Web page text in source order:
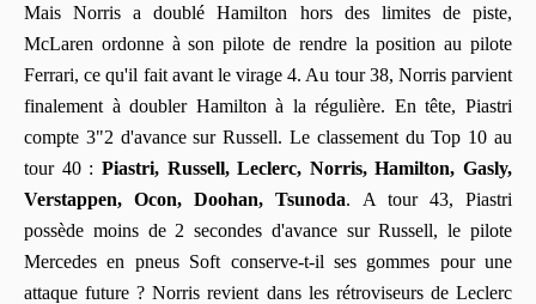
Mais Norris a doublé Hamilton hors des limites de piste,
McLaren ordonne à son pilote de rendre la position au pilote
Ferrari, ce qu'il fait avant le virage 4. Au tour 38, Norris parvient
finalement à doubler Hamilton à la régulière. En tête, Piastri
compte 3"2 d'avance sur Russell. Le classement du Top 10 au
tour 40 : Piastri, Russell, Leclerc, Norris, Hamilton, Gasly,
Verstappen, Ocon, Doohan, Tsunoda. A tour 43, Piastri
possède moins de 2 secondes d'avance sur Russell, le pilote
Mercedes en pneus Soft conserve-t-il ses gommes pour une
attaque future ? Norris revient dans les rétroviseurs de Leclerc